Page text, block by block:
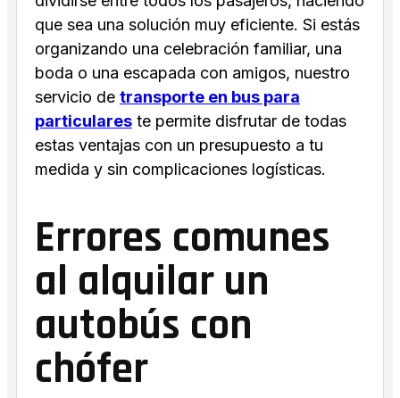
que sea una solución muy eficiente. Si estás
organizando una celebración familiar, una
boda o una escapada con amigos, nuestro
servicio de transporte en bus para
particulares te permite disfrutar de todas
estas ventajas con un presupuesto a tu
medida y sin complicaciones logísticas.
Errores comunes
al alquilar un
autobús con
chófer